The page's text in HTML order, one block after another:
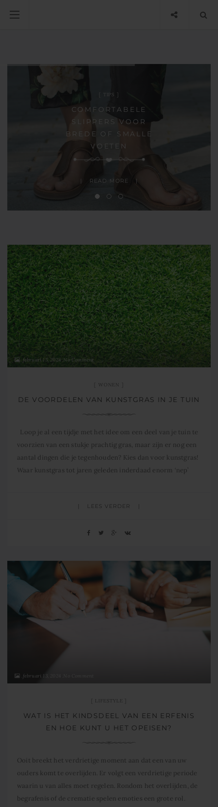
TIPS
COMFORTABELE
SLIPPERS VOOR
BREDE OF SMALLE
VOETEN
READ MORE
februari 15, 2024 No Comment
WONEN
DE VOORDELEN VAN KUNSTGRAS IN JE TUIN
Loop je al een tijdje met het idee om een deel van je tuin te
voorzien van een stukje prachtig gras, maar zijn er nog een
aantal dingen die je tegenhouden? Kies dan voor kunstgras!
Waar kunstgras tot jaren geleden inderdaad enorm ‘nep’
LEES VERDER
februari 13, 2024
LIFESTYLE
WAT IS HET KINDSDEEL VAN EEN ERFENIS
EN HOE KUNT U HET OPEISEN?
Ooit breekt het verdrietige moment aan dat een van uw
ouders komt te overlijden. Er volgt een verdrietige periode
waarin u van alles moet regelen. Rondom het overlijden, de
begrafenis of de crematie spelen emoties een grote rol.